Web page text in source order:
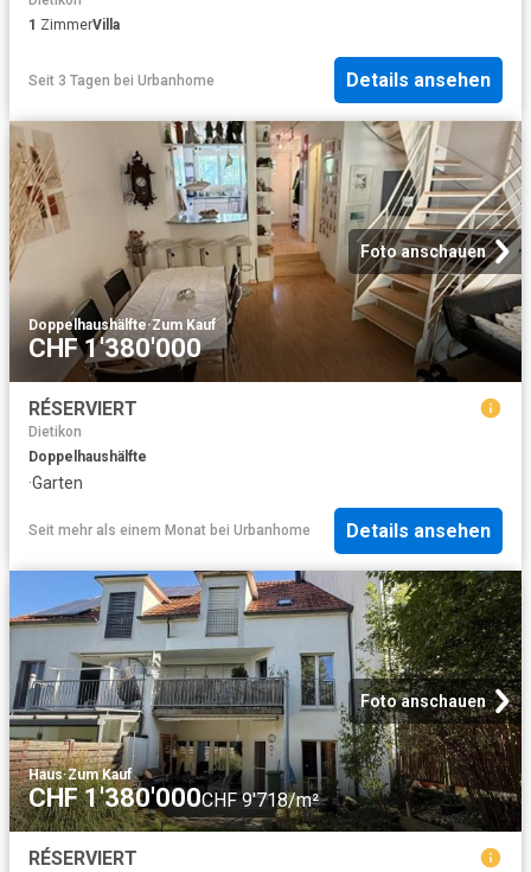
1 ZimmerVilla
Seit 3 Tagen bei Urbanhome Details ansehen
Foto anschauen
Doppelhaushälfte·Zum Kauf
CHF 1'380'000
RÉSERVIERT
Dietikon
Doppelhaushälfte
·Garten
Seit mehr als einem Monat bei Urbanhome Details ansehen
Foto anschauen
Haus·Zum Kauf
CHF 1'380'000CHF 9'718/m²
RÉSERVIERT